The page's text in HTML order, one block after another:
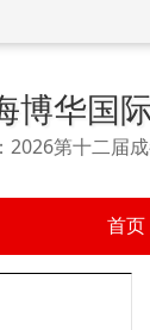
博华国
2026第十二届
首页